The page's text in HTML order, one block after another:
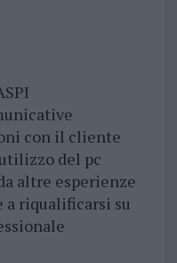
con il cliente
del pc
altre esperienze
riqualificarsi su